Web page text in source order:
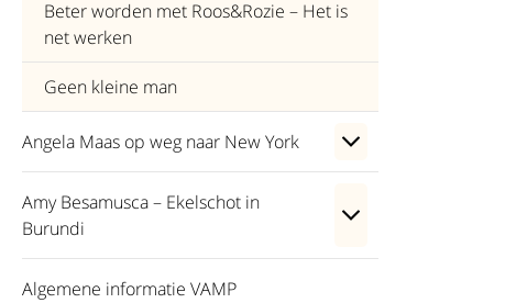
Beter worden met Roos&Rozie – Het is
net werken
Geen kleine man
Angela Maas op weg naar New York
Amy Besamusca – Ekelschot in
Burundi
Algemene informatie VAMP